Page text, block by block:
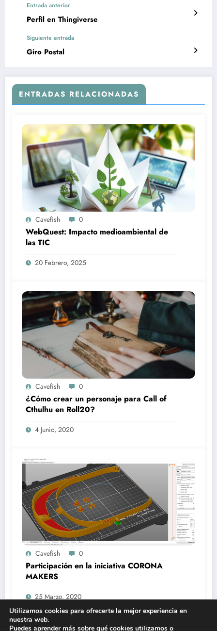
Entrada anterior
Perfil en Thingiverse
Siguiente entrada
Giro Postal
ENTRADAS RELACIONADAS
Cavefish 0
WebQuest: Impacto medioambiental de
las TIC
20 Febrero, 2025
Cavefish 0
¿Cómo crear un personaje para Call of
Cthulhu en Roll20?
4 Junio, 2020
Cavefish 0
Participación en la iniciativa CORONA
MAKERS
25 Marzo, 2020
Utilizamos cookies para ofrecerte la mejor experiencia en
nuestra web.
Puedes aprender más sobre qué cookies utilizamos o